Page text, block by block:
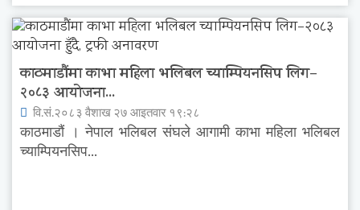
काठमाडौंमा काभा महिला भलिबल च्याम्पियनसिप लिग–
२०८३ आयोजना...
वि.सं.२०८३ वैशाख २७ आइतवार १९:२८
काठमाडौं । नेपाल भलिबल संघले आगामी काभा महिला भलिबल
च्याम्पियनसिप...